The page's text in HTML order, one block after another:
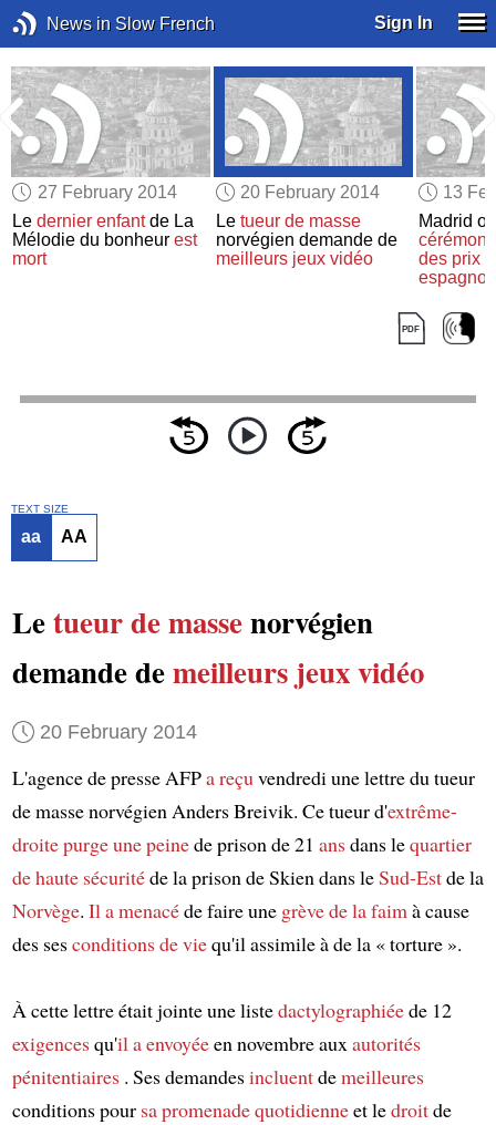
News in Slow French Sign In
27 February 2014
Ledernier enfantde La
Mélodie du bonheurest
mort
20 February 2014
Le tueur de masse
norvégien demande de
meilleurs jeux vidéo
13
Madrid
des prix
espagnol
TEXT SIZE
aa AA
Letueur de massenorvégien
demande demeilleurs jeux vidéo
20 February 2014
L'agence de presse AFPa reçuvendredi une lettre du tueur
de masse norvégien Anders Breivik. Ce tueur d'extrême-
droitepurge une peinede prison de 21 ansdans lequartier
de haute sécuritéde la prison de Skien dans leSud-Estde la
Norvège. Il a menacéde faire une grève de la faimà cause
des sesconditions de viequ'il assimile à de la « torture ».
À cette lettre était jointe une listedactylographiéede 12
exigencesqu'il a envoyéeen novembre auxautorités
pénitentiaires. Ses demandesincluentdemeilleures
conditions pour sa promenade quotidienneet ledroitde